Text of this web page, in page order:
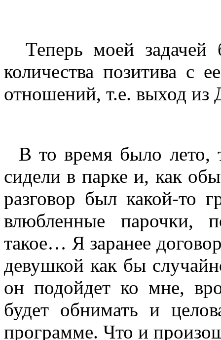
Теперь моей задачей
количества позитива с
отношений, т.е. выход
В то время было лето,
сидели в парке и, как
разговор был какой-то
влюбленные парочки,
такое… Я заранее
девушкой как бы
он подойдет ко мне,
будет обнимать и
программе. Что и